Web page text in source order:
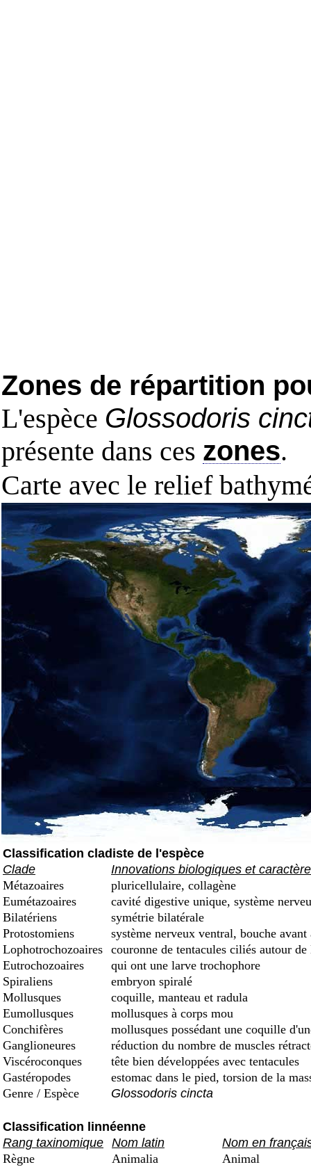
Zones de répartition
L'espèce Glossodoris
présente dans ces zones.
Carte avec le relief
Classification cladiste de l'espèce
Clade
Innovations biologiques et
Métazoaires
pluricellulaire, collagène
Eumétazoaires
cavité digestive unique, système
Bilatériens
symétrie bilatérale
Protostomiens
système nerveux ventral, bouche avant
Lophotrochozoaires couronne de tentacules ciliés autour de
Eutrochozoaires
qui ont une larve trochophore
Spiraliens
embryon spiralé
Mollusques
coquille, manteau et radula
Eumollusques
mollusques à corps mou
Conchifères
mollusques possédant une coquille
Ganglioneures
réduction du nombre de muscles
Viscéroconques
tête bien développées avec tentacules
Gastéropodes
estomac dans le pied, torsion de la
Genre / Espèce
Glossodoris cincta
Classification linnéenne
Rang taxinomique Nom latin
Nom en
Règne
Animalia
Animal